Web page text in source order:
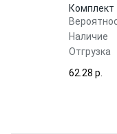
Комплект
Наличие
Отгрузка
62.28 p.